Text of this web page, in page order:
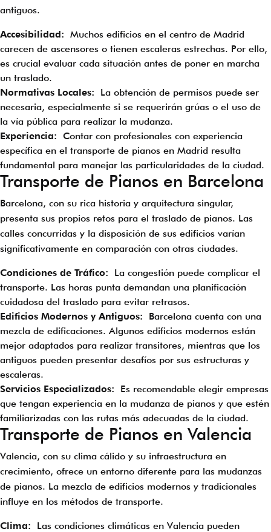
antiguos.
Accesibilidad: Muchos edificios en el centro de Madrid
carecen de ascensores o tienen escaleras estrechas. Por ello,
es crucial evaluar cada situación antes de poner en marcha
un traslado.
Normativas Locales: La obtención de permisos puede ser
necesaria, especialmente si se requerirán grúas o el uso de
la vía pública para realizar la mudanza.
Experiencia: Contar con profesionales con experiencia
específica en el transporte de pianos en Madrid resulta
fundamental para manejar las particularidades de la ciudad.
Transporte de Pianos en Barcelona
Barcelona, con su rica historia y arquitectura singular,
presenta sus propios retos para el traslado de pianos. Las
calles concurridas y la disposición de sus edificios varían
significativamente en comparación con otras ciudades.
Condiciones de Tráfico: La congestión puede complicar el
transporte. Las horas punta demandan una planificación
cuidadosa del traslado para evitar retrasos.
Edificios Modernos y Antiguos: Barcelona cuenta con una
mezcla de edificaciones. Algunos edificios modernos están
mejor adaptados para realizar transitores, mientras que los
antiguos pueden presentar desafíos por sus estructuras y
escaleras.
Servicios Especializados: Es recomendable elegir empresas
que tengan experiencia en la mudanza de pianos y que estén
familiarizadas con las rutas más adecuadas de la ciudad.
Transporte de Pianos en Valencia
Valencia, con su clima cálido y su infraestructura en
crecimiento, ofrece un entorno diferente para las mudanzas
de pianos. La mezcla de edificios modernos y tradicionales
influye en los métodos de transporte.
Clima: Las condiciones climáticas en Valencia pueden